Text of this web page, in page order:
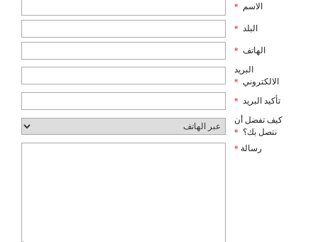
الاسم *
البلد *
الهاتف *
البريد
الالكتروني *
تأكيد البريد *
كيف تفضل أن
نتصل بك؟ *
رسالة *